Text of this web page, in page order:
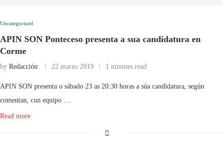
Uncategorized
APIN SON Ponteceso presenta a sua candidatura en
Corme
by Redacción 22 marzo 2019 1 minutes read
APIN SON presenta o sábado 23 as 20:30 horas a súa candidatura, según
comentan, cun equipo …
Read more